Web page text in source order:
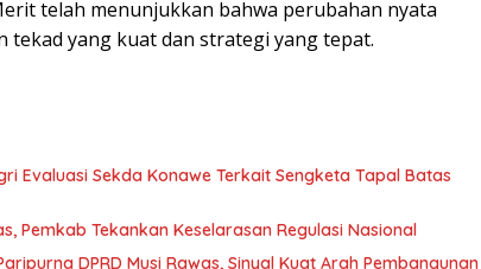
telah menunjukkan bahwa perubahan nyata
tekad yang kuat dan strategi yang tepat.
Evaluasi Sekda Konawe Terkait Sengketa Tapal Batas
Pemkab Tekankan Keselarasan Regulasi Nasional
DPRD Musi Rawas, Sinyal Kuat Arah Pembangunan